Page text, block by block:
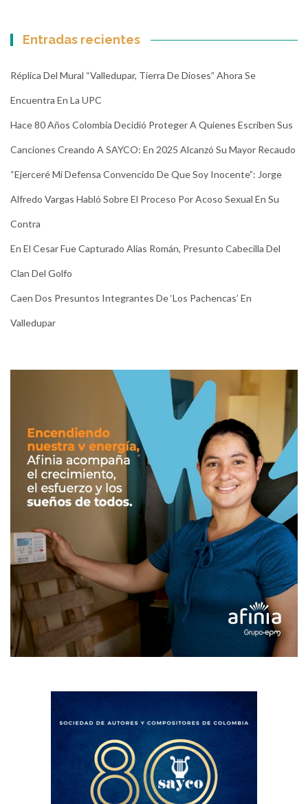
Entradas recientes
Réplica Del Mural “Valledupar, Tierra De Dioses” Ahora Se
Encuentra En La UPC
Hace 80 Años Colombia Decidió Proteger A Quienes Escriben Sus
Canciones Creando A SAYCO: En 2025 Alcanzó Su Mayor Recaudo
“Ejerceré Mi Defensa Convencido De Que Soy Inocente”: Jorge
Alfredo Vargas Habló Sobre El Proceso Por Acoso Sexual En Su
Contra
En El Cesar Fue Capturado Alias Román, Presunto Cabecilla Del
Clan Del Golfo
Caen Dos Presuntos Integrantes De ‘Los Pachencas’ En
Valledupar